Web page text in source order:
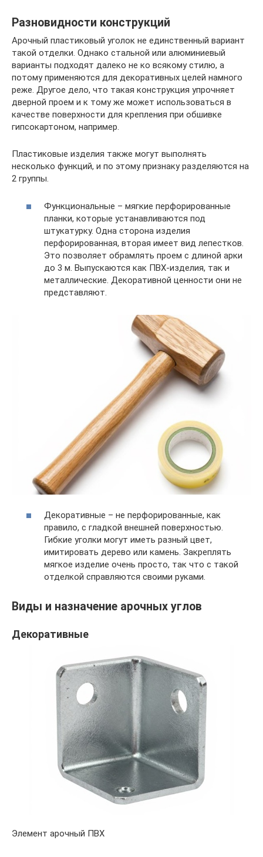
Разновидности конструкций
Арочный пластиковый уголок не единственный вариант
такой отделки. Однако стальной или алюминиевый
варианты подходят далеко не ко всякому стилю, а
потому применяются для декоративных целей намного
реже. Другое дело, что такая конструкция упрочняет
дверной проем и к тому же может использоваться в
качестве поверхности для крепления при обшивке
гипсокартоном, например.
Пластиковые изделия также могут выполнять
несколько функций, и по этому признаку разделяются на
2 группы.
Функциональные – мягкие перфорированные
планки, которые устанавливаются под
штукатурку. Одна сторона изделия
перфорированная, вторая имеет вид лепестков.
Это позволяет обрамлять проем с длиной арки
до 3 м. Выпускаются как ПВХ-изделия, так и
металлические. Декоративной ценности они не
представляют.
Декоративные – не перфорированные, как
правило, с гладкой внешней поверхностью.
Гибкие уголки могут иметь разный цвет,
имитировать дерево или камень. Закреплять
мягкое изделие очень просто, так что с такой
отделкой справляются своими руками.
Виды и назначение арочных углов
Декоративные
Элемент арочный ПВХ